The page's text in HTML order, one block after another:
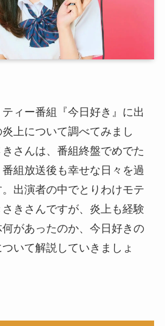
ィー番組『今日好き』に出
上について調べてみまし
さんは、番組終盤でめでた
組放送後も幸せな日々を過
出演者の中でとりわけモテ
きさんですが、炎上も経験
があったのか、今日好きの
いて解説していきましょ